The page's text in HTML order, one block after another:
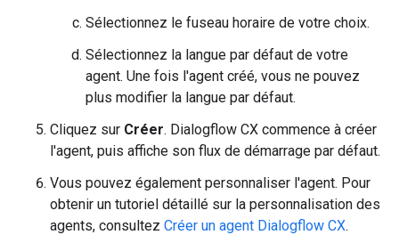
Sélectionnez le fuseau horaire de votre choix.
Sélectionnez la langue par défaut de votre
agent. Une fois l'agent créé, vous ne pouvez
plus modifier la langue par défaut.
Cliquez sur Créer. Dialogflow CX commence à créer
l'agent, puis affiche son flux de démarrage par défaut.
Vous pouvez également personnaliser l'agent. Pour
obtenir un tutoriel détaillé sur la personnalisation des
agents, consultez Créer un agent Dialogflow CX.